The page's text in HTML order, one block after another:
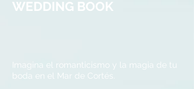
WEDDING BOOK
Imagina el romanticismo y la magia de tu
boda en el Mar de Cortés.